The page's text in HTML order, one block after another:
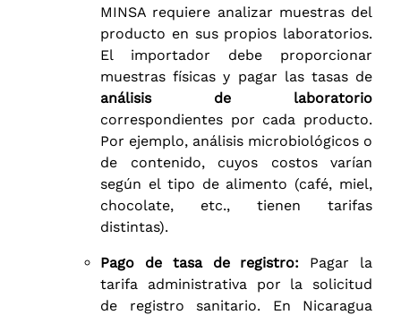
MINSA requiere analizar muestras del
producto en sus propios laboratorios.
El importador debe proporcionar
muestras físicas y pagar las tasas de
análisis de laboratorio
correspondientes por cada producto.
Por ejemplo, análisis microbiológicos o
de contenido, cuyos costos varían
según el tipo de alimento (café, miel,
chocolate, etc., tienen tarifas
distintas).
Pago de tasa de registro: Pagar la
tarifa administrativa por la solicitud
de registro sanitario. En Nicaragua